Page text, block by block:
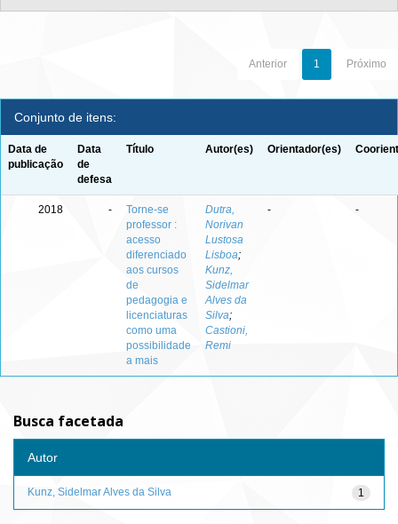
Anterior 1 Próximo
Conjunto de itens:
Data de
publicação
Data
de
defesa
Título Autor(es) Orientador(es)
2018 -
Torne-se
professor :
acesso
diferenciado
aos cursos
de
pedagogia e
licenciaturas
como uma
possibilidade
a mais
Dutra,
Norivan
Lustosa
Lisboa;
Kunz,
Sidelmar
Alves da
Silva;
Castioni,
Remi
- -
Busca facetada
Autor
1
Kunz, Sidelmar Alves da Silva